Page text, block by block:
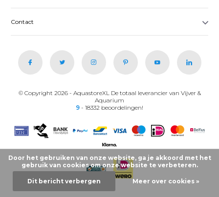
Contact
© Copyright 2026 - AquastoreXL De totaal leverancier van Vijver &
Aquarium
9 - 18332 beoordelingen!
Door het gebruiken van onze website, ga je akkoord met het
gebruik van cookies om onze website te verbeteren.
Dit bericht verbergen Meer over cookies »